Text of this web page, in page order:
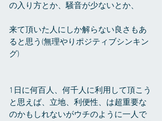
の入り方とか、騒音が少ないとか、
来て頂いた人にしか解らない良さもあ
ると思う(無理やりポジティブシンキン
グ)
1日に何百人、何千人に利用して頂こう
と思えば、立地、利便性、は超重要な
のかもしれないがウチのように一人で